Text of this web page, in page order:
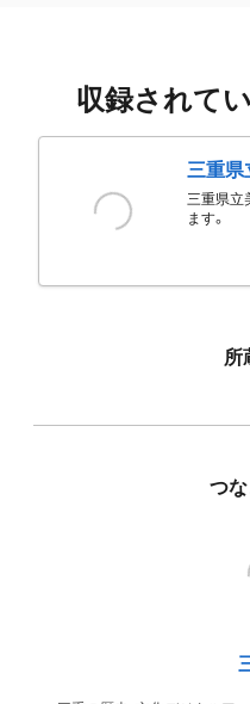
収録されて
三重県
三重県立
ます。
所
つ